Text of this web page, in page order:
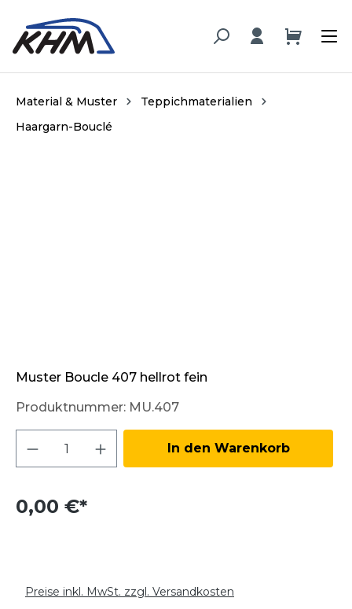
springen
Material & Muster
Teppichmaterialien
Haargarn-Bouclé
Muster Boucle 407 hellrot fein
Produktnummer: MU.407
Produkt Anzahl: Gib den
In den Warenkorb
0,00 €*
Preise inkl. MwSt. zzgl. Versandkosten